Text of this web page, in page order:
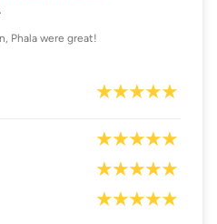
Phala were great!